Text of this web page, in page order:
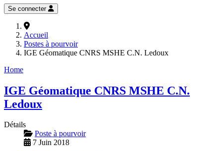
Se connecter
Accueil
Postes à pourvoir
IGE Géomatique CNRS MSHE C.N. Ledoux
Home
IGE Géomatique CNRS MSHE C.N.
Ledoux
Détails
Poste à pourvoir
7 Juin 2018